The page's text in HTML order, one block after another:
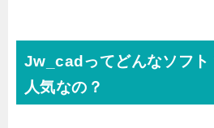
Jw_cadってどんなソフト
人気なの？